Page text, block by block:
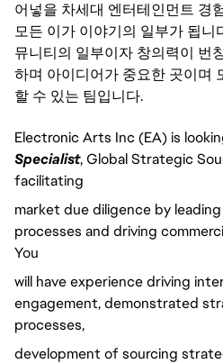
어넣을 차세대 엔터테인먼트 경
모든 이가 이야기의 일부가 됩니
뮤니티의 일부이자 창의력이 번
하며 아이디어가 중요한 곳이며
할 수 있는 팀입니다.
Electronic Arts Inc (EA) is
Specialist, Global Strategic
facilitating
market due diligence by
processes and driving
You
will have experience driving
engagement, demonstrated
processes,
development of sourcing